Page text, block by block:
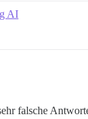
AI
falsche